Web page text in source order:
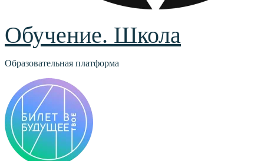
Обучение. Школа
Образовательная платформа